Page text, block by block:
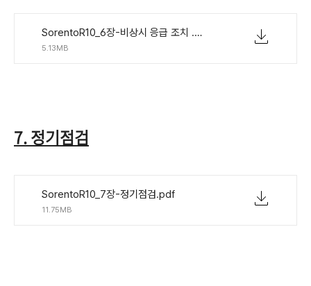
SorentoR10_6장-비상시 응급 조치 .pdf
5.13MB
7. 정기점검
SorentoR10_7장-정기점검.pdf
11.75MB